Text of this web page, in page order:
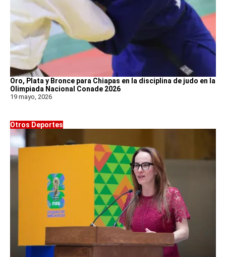
Oro, Plata y Bronce para Chiapas en la disciplina de judo en la
Olimpiada Nacional Conade 2026
19 mayo, 2026
Otros Deportes